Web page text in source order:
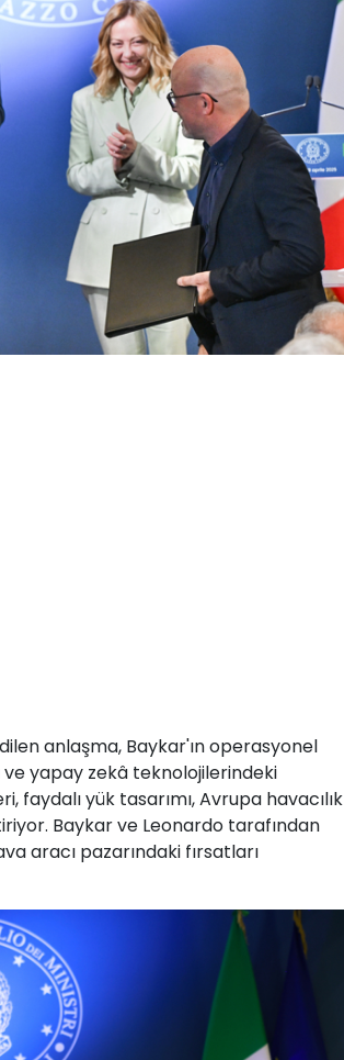
anlaşma, Baykar'ın operasyonel
ve yapay zekâ teknolojilerindeki
yük tasarımı, Avrupa havacılık
Baykar ve Leonardo tarafından
aracı pazarındaki fırsatları